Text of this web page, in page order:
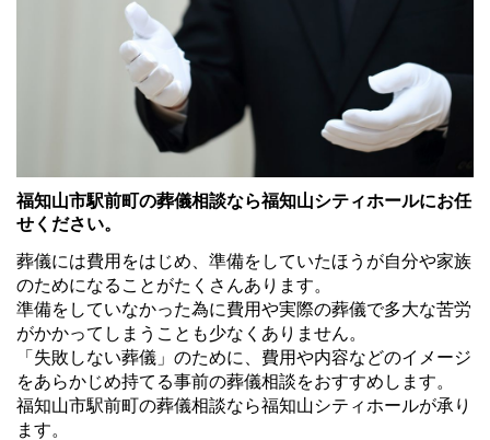
福知山市駅前町の葬儀相談なら福知山シティホールにお任
せください。
葬儀には費用をはじめ、準備をしていたほうが自分や家族
のためになることがたくさんあります。
準備をしていなかった為に費用や実際の葬儀で多大な苦労
がかかってしまうことも少なくありません。
「失敗しない葬儀」のために、費用や内容などのイメージ
をあらかじめ持てる事前の葬儀相談をおすすめします。
福知山市駅前町の葬儀相談なら福知山シティホールが承り
ます。